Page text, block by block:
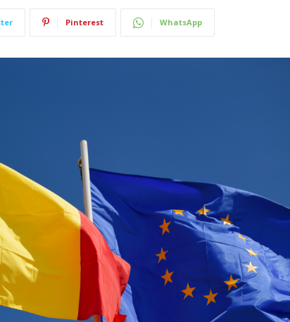
Pinterest WhatsApp